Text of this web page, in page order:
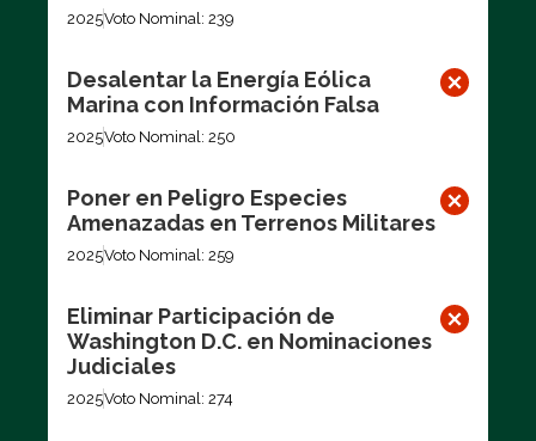
2025Voto Nominal: 239
Desalentar la Energía Eólica
Marina con Información Falsa
2025Voto Nominal: 250
Poner en Peligro Especies
Amenazadas en Terrenos Militares
2025Voto Nominal: 259
Eliminar Participación de
Washington D.C. en Nominaciones
Judiciales
2025Voto Nominal: 274